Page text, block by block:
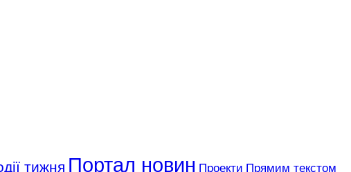
тижня Портал новин Проекти Прямим текстом